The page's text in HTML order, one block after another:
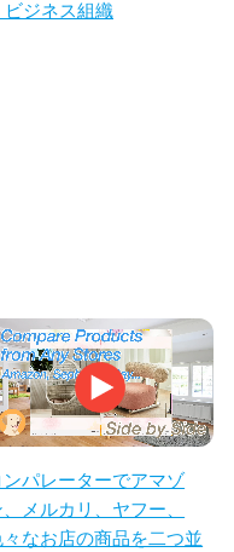
ジネス組織
ンパレーターでアマゾ
、メルカリ、ヤフー、
々なお店の商品を二つ並